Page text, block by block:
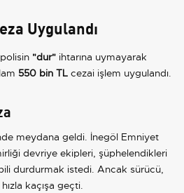
Uygulandı
"dur" ihtarına uymayarak
550 bin TL cezai işlem uygulandı.
meydana geldi. İnegöl Emniyet
devriye ekipleri, şüphelendikleri
durdurmak istedi. Ancak sürücü,
kaçışa geçti.